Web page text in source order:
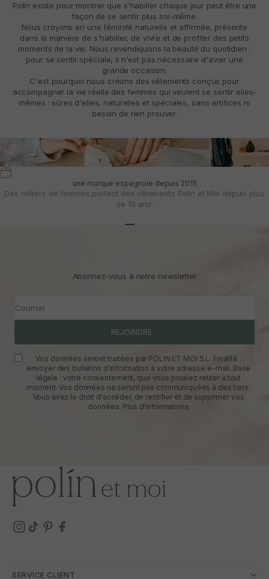
Polín existe pour montrer que s'habiller chaque jour peut être une
façon de se sentir plus soi-même.
Nous croyons en une féminité naturelle et affirmée, présente
dans la manière de s'habiller, de vivre et de profiter des petits
moments de la vie. Nous revendiquons la beauté du quotidien :
pour se sentir spéciale, il n'est pas nécessaire d'avoir une
grande occasion.
C'est pourquoi nous créons des vêtements conçus pour
accompagner la vie réelle des femmes qui veulent se sentir elles-
mêmes : sûres d'elles, naturelles et spéciales, sans artifices ni
besoin de rien prouver.
une marque espagnole depuis 2015
Des milliers de femmes portent des vêtements Polin et Moi depuis plus
de 10 ans.
Abonnez-vous à notre newsletter
Courriel
REJOINDRE
Vos données seront traitées par POLIN ET MOI S.L. Finalité :
envoyer des bulletins d'information à votre adresse e-mail. Base
légale : votre consentement, que vous pouvez retirer à tout
moment. Vos données ne seront pas communiquées à des tiers.
Vous avez le droit d'accéder, de rectifier et de supprimer vos
données. Plus d'informations
SERVICE CLIENT